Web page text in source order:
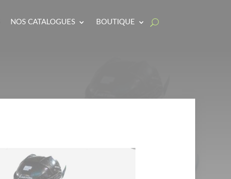
NOS CATALOGUES BOUTIQUE